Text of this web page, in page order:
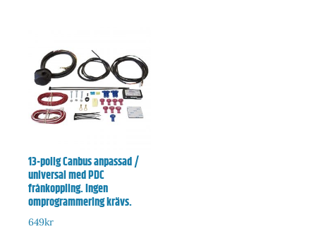
13-polig Canbus anpassad /
universal med PDC
frånkoppling. Ingen
omprogrammering krävs.
649kr